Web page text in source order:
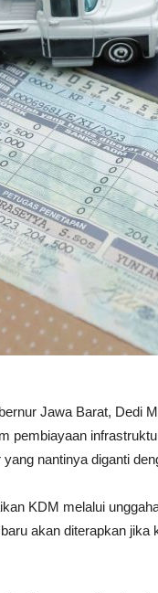
Jawa Barat, Dedi
pembiayaan
nantinya diganti
KDM melalui
akan diterapkan